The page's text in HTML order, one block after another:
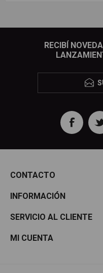
RECIBÍ
CONTACTO
INFORMACIÓN
SERVICIO AL CLIENTE
MI CUENTA